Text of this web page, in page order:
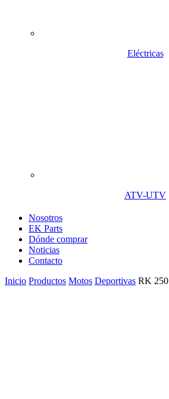
Eléctricas
ATV-UTV
Nosotros
EK Parts
Dónde comprar
Noticias
Contacto
Inicio Productos Motos Deportivas RK 250